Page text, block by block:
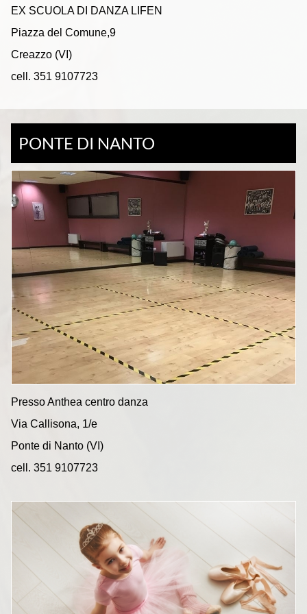
EX SCUOLA DI DANZA LIFEN
Piazza del Comune,9
Creazzo (VI)
cell. 351 9107723
PONTE DI NANTO
Presso Anthea centro danza
Via Callisona, 1/e
Ponte di Nanto (VI)
cell. 351 9107723